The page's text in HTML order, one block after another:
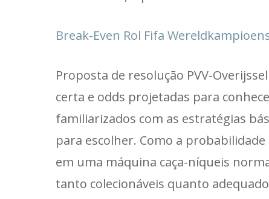
Break-Even Rol Fifa
Proposta de resolução PVV-
certa e odds projetadas para
familiarizados com as estratégias
para escolher. Como a
em uma máquina caça-níqueis
tanto colecionáveis quanto